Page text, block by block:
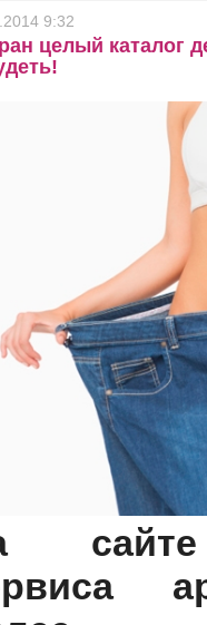
9:32
целый каталог
сайте